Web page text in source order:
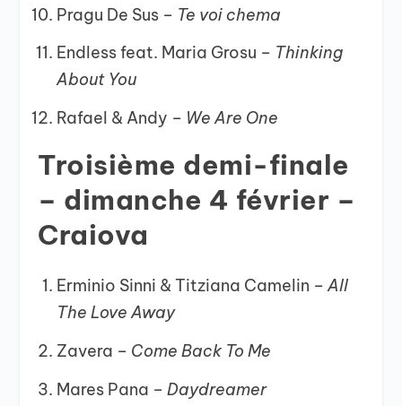
Pragu De Sus – Te voi chema
Endless feat. Maria Grosu – Thinking
About You
Rafael & Andy – We Are One
Troisième demi-finale
– dimanche 4 février –
Craiova
Erminio Sinni & Titziana Camelin –All
The Love Away
Zavera – Come Back To Me
Mares Pana – Daydreamer